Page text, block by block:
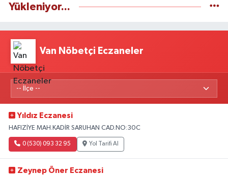
Yükleniyor...
Van Nöbetçi Eczaneler
Yıldız Eczanesi
HAFIZİYE MAH.KADİR SARUHAN CAD.NO:30C
0 (530) 093 32 95 Yol Tarifi Al
Zeynep Öner Eczanesi